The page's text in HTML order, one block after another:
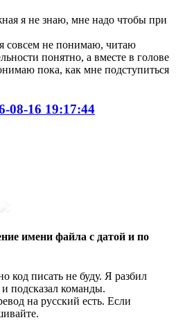
я не знаю, мне надо чтобы при
совсем не понимаю, читаю
понятно, а вместе в голове
пока, как мне подступиться
08-16 19:17:44
имени файла с датой и по
код писать не буду. Я разбил
и подсказал команды.
на русский есть. Если